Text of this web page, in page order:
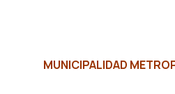
MUNICIPALIDAD